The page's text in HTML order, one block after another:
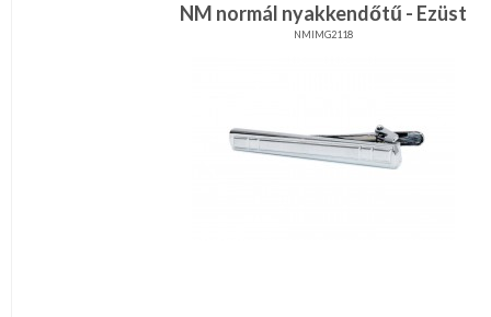
NM normál nyakkendőtű - Ezüst
NMIMG2118